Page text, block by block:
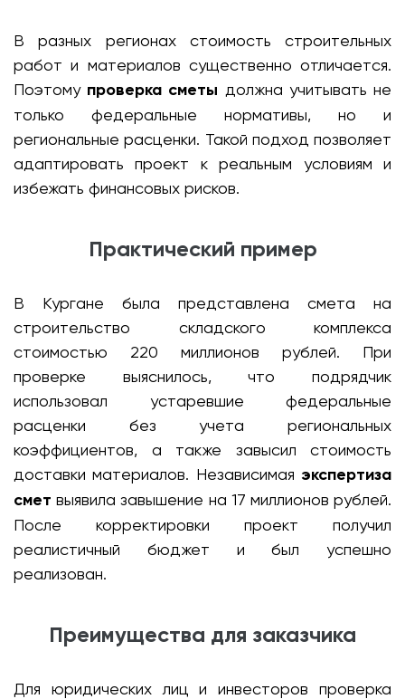
В разных регионах стоимость строительных
работ и материалов существенно отличается.
Поэтому проверка сметы должна учитывать не
только федеральные нормативы, но и
региональные расценки. Такой подход позволяет
адаптировать проект к реальным условиям и
избежать финансовых рисков.
Практический пример
В Кургане была представлена смета на
строительство складского комплекса
стоимостью 220 миллионов рублей. При
проверке выяснилось, что подрядчик
использовал устаревшие федеральные
расценки без учета региональных
коэффициентов, а также завысил стоимость
доставки материалов. Независимая экспертиза
смет выявила завышение на 17 миллионов рублей.
После корректировки проект получил
реалистичный бюджет и был успешно
реализован.
Преимущества для заказчика
Для юридических лиц и инвесторов проверка